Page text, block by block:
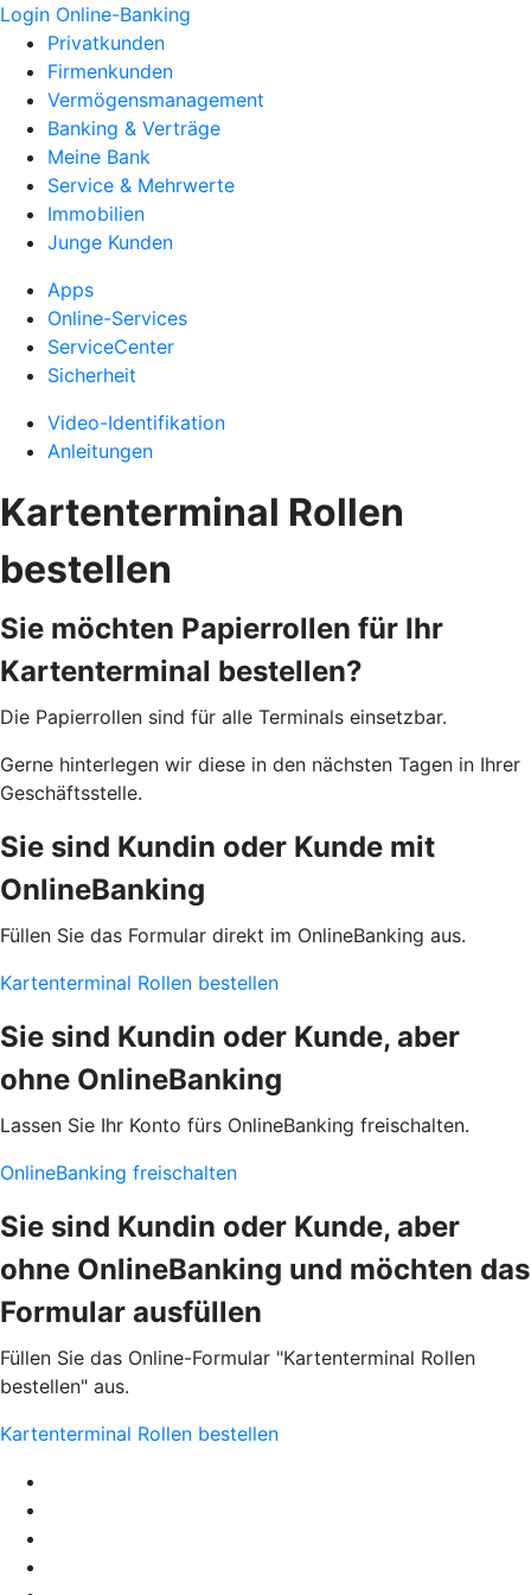
Login Online-Banking
Privatkunden
Firmenkunden
Vermögensmanagement
Banking & Verträge
Meine Bank
Service & Mehrwerte
Immobilien
Junge Kunden
Apps
Online-Services
ServiceCenter
Sicherheit
Video-Identifikation
Anleitungen
Kartenterminal Rollen
bestellen
Sie möchten Papierrollen für Ihr
Kartenterminal bestellen?
Die Papierrollen sind für alle Terminals einsetzbar.
Gerne hinterlegen wir diese in den nächsten Tagen in Ihrer
Geschäftsstelle.
Sie sind Kundin oder Kunde mit
OnlineBanking
Füllen Sie das Formular direkt im OnlineBanking aus.
Kartenterminal Rollen bestellen
Sie sind Kundin oder Kunde, aber
ohne OnlineBanking
Lassen Sie Ihr Konto fürs OnlineBanking freischalten.
OnlineBanking freischalten
Sie sind Kundin oder Kunde, aber
ohne OnlineBanking und möchten das
Formular ausfüllen
Füllen Sie das Online-Formular "Kartenterminal Rollen
bestellen" aus.
Kartenterminal Rollen bestellen